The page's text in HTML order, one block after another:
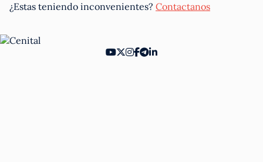
¿Estas teniendo inconvenientes? Contactanos